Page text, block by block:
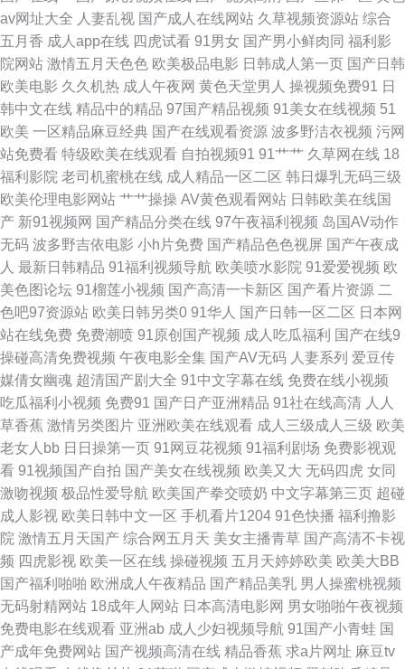
97超碰狠狠操 91孕妇被操大片 中文字幕一二一三 性综合网 亚洲成人无码肏
逼 丝袜美脚五月天 午夜福利AV网站 在线看免费91 五月天另类小说 亚洲黄
草逼网站 AV欧亚风情 韩国av三区 欧美色图1在线 午夜精品伦理 91论坛 东京
蕉伊人 日韩变态综合 91UU视频 成人论理视屏 久草国产福利视频 国产情侣
欧美人人艹 午夜激情网址 在线搞鸡巴国产 成人免费毛 韩国AV看片网站 日本
日 影音先锋人妻 香蕉视频污污污 亚洲爱爱爱含羞草 亚洲无码福利社 在线国
av网址大全 人妻乱视 国产成人在线网站 久草视频资源站 综合
五月香 成人app在线 四虎试看 91男女 国产男小鲜肉同 福利影
院网站 激情五月天色色 欧美极品电影 日韩成人第一页 国产日韩
欧美电影 久久机热 成人午夜网 黄色天堂男人 操视频免费91 日
韩中文在线 精品中的精品 97国产精品视频 91美女在线视频 51
欧美 一区精品麻豆经典 国产在线观看资源 波多野洁衣视频 污网
站免费看 特级欧美在线观看 自拍视频91 91艹艹 久草网在线 18
福利影院 老司机蜜桃在线 成人精品一区二区 韩日爆乳无码三级
欧美伦理电影网站 艹艹操操 AV黄色观看网站 日韩欧美在线国
产 新91视频网 国产精品分类在线 97午夜福利视频 岛国AV动作
无码 波多野吉依电影 小h片免费 国产精品色色视屏 国产午夜成
人 最新日韩精品 91福利视频导航 欧美喷水影院 91爱爱视频 欧
美色图论坛 91榴莲小视频 国产高清一卡新区 国产看片资源 二
色吧97资源站 欧美日韩另类0 91华人 国产日韩一区二区 日本网
站在线免费 免费潮喷 91原创国产视频 成人吃瓜福利 国产在线9
操碰高清免费视频 午夜电影全集 国产AV无码 人妻系列 爱豆传
媒倩女幽魂 超清国产剧大全 91中文字幕在线 免费在线小视频
吃瓜福利小视频 免费91 国产日产亚洲精品 91社在线高清 人人
草香蕉 激情另类图片 亚洲欧美在线观看 成人三级成人三级 欧美
老女人bb 日日操第一页 91网豆花视频 91福利剧场 免费影视观
看 91视频国产自拍 国产美女在线视频 欧美又大 无码四虎 女同
激吻视频 极品性爱导航 欧美国产拳交喷奶 中文字幕第三页 超碰
成人影视 欧美日韩中文一区 手机看片1204 91色快播 福利撸影
院 激情五月天国产 综合网五月天 美女主播青草 国产高清不卡视
频 四虎影视 欧美一区在线 操碰视频 五月天婷婷欧美 欧美大BB
国产福利啪啪 欧洲成人午夜精品 国产精品美乳 男人操蜜桃视频
无码射精网站 18成年人网站 日本高清电影网 男女啪啪午夜视频
免费电影在线观看 亚洲ab 成人少妇视频导航 91国产小青蛙 国
产成年免费网站 国产视频高清在线 精品香蕉 求a片网址 麻豆tv